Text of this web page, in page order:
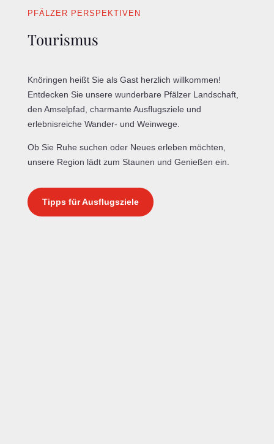
PFÄLZER PERSPEKTIVEN
Tourismus
Knöringen heißt Sie als Gast herzlich willkommen!
Entdecken Sie unsere wunderbare Pfälzer Landschaft,
den Amselpfad, charmante Ausflugsziele und
erlebnisreiche Wander- und Weinwege.
Ob Sie Ruhe suchen oder Neues erleben möchten,
unsere Region lädt zum Staunen und Genießen ein.
Tipps für Ausflugsziele